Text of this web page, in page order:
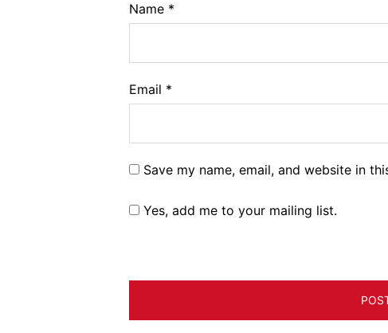
Name *
Email *
Save my name, email, and website in
Yes, add me to your mailing list.